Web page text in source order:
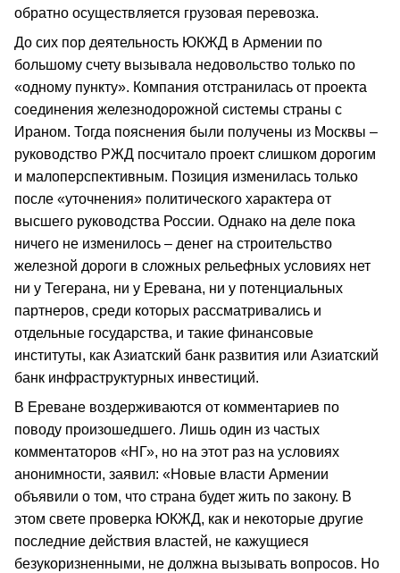
обратно осуществляется грузовая перевозка.
До сих пор деятельность ЮКЖД в Армении по
большому счету вызывала недовольство только по
«одному пункту». Компания отстранилась от проекта
соединения железнодорожной системы страны с
Ираном. Тогда пояснения были получены из Москвы –
руководство РЖД посчитало проект слишком дорогим
и малоперспективным. Позиция изменилась только
после «уточнения» политического характера от
высшего руководства России. Однако на деле пока
ничего не изменилось – денег на строительство
железной дороги в сложных рельефных условиях нет
ни у Тегерана, ни у Еревана, ни у потенциальных
партнеров, среди которых рассматривались и
отдельные государства, и такие финансовые
институты, как Азиатский банк развития или Азиатский
банк инфраструктурных инвестиций.
В Ереване воздерживаются от комментариев по
поводу произошедшего. Лишь один из частых
комментаторов «НГ», но на этот раз на условиях
анонимности, заявил: «Новые власти Армении
объявили о том, что страна будет жить по закону. В
этом свете проверка ЮКЖД, как и некоторые другие
последние действия властей, не кажущиеся
безукоризненными, не должна вызывать вопросов. Но